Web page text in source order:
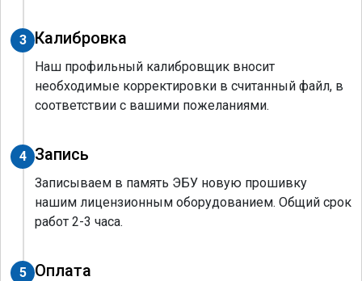
3 Калибровка
Наш профильный калибровщик вносит
необходимые корректировки в считанный файл, в
соответствии с вашими пожеланиями.
4 Запись
Записываем в память ЭБУ новую прошивку
нашим лицензионным оборудованием. Общий срок
работ 2-3 часа.
5 Оплата